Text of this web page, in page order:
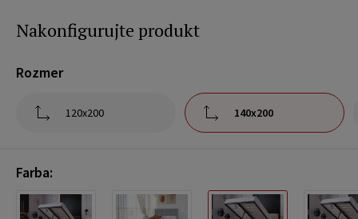
Nakonfigurujte produkt
Rozmer
120x200 140x200
Farba: